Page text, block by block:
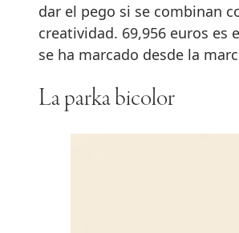
dar el pego si se combinan
creatividad. 69,956 euros es
se ha marcado desde la
La parka bicolor